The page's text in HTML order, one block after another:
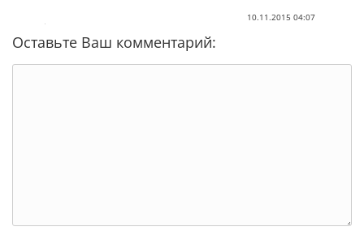
10.11.2015 04:07
Оставьте Ваш комментарий: